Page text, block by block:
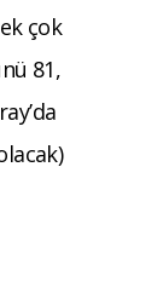
çok
81,